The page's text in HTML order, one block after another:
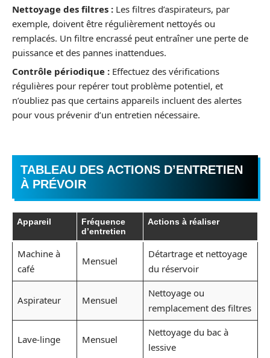
Nettoyage des filtres : Les filtres d’aspirateurs, par
exemple, doivent être régulièrement nettoyés ou
remplacés. Un filtre encrassé peut entraîner une perte de
puissance et des pannes inattendues.
Contrôle périodique : Effectuez des vérifications
régulières pour repérer tout problème potentiel, et
n’oubliez pas que certains appareils incluent des alertes
pour vous prévenir d’un entretien nécessaire.
TABLEAU DES ACTIONS D’ENTRETIEN
À PRÉVOIR
Appareil
Fréquence
d’entretien
Actions à réaliser
Machine à
café
Mensuel
Détartrage et nettoyage
du réservoir
Aspirateur Mensuel
Nettoyage ou
remplacement des filtres
Lave-linge Mensuel
Nettoyage du bac à
lessive